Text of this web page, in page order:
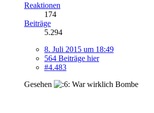
Reaktionen
174
Beiträge
5.294
8. Juli 2015 um 18:49
564 Beiträge hier
#4.483
Gesehen
War wirklich Bombe